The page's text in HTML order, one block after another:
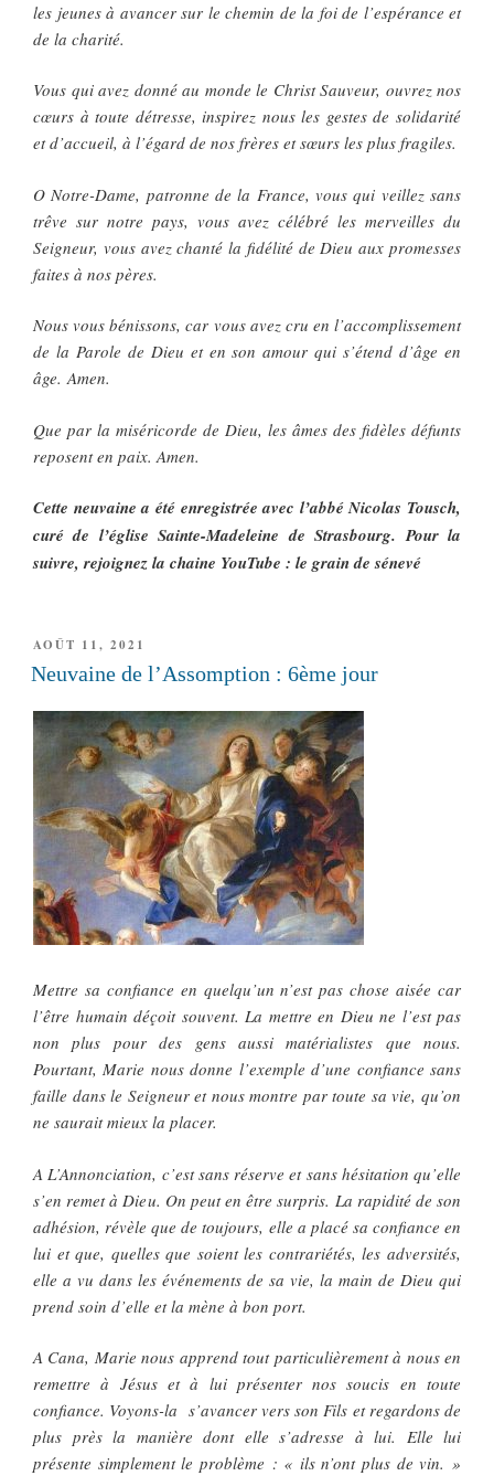
les jeunes à avancer sur le chemin de la foi de l’espérance et
de la charité.
Vous qui avez donné au monde le Christ Sauveur, ouvrez nos
cœurs à toute détresse, inspirez nous les gestes de solidarité
et d’accueil, à l’égard de nos frères et sœurs les plus fragiles.
O Notre-Dame, patronne de la France, vous qui veillez sans
trêve sur notre pays, vous avez célébré les merveilles du
Seigneur, vous avez chanté la fidélité de Dieu aux promesses
faites à nos pères.
Nous vous bénissons, car vous avez cru en l’accomplissement
de la Parole de Dieu et en son amour qui s’étend d’âge en
âge. Amen.
Que par la miséricorde de Dieu, les âmes des fidèles défunts
reposent en paix. Amen.
Cette neuvaine a été enregistrée avec l’abbé Nicolas Tousch,
curé de l’église Sainte-Madeleine de Strasbourg. Pour la
suivre, rejoignez la chaine YouTube : le grain de sénevé
PUBLIÉ
LE
AOÛT 11, 2021
Neuvaine de l’Assomption : 6ème jour
Mettre sa confiance en quelqu’un n’est pas chose aisée car
l’être humain déçoit souvent. La mettre en Dieu ne l’est pas
non plus pour des gens aussi matérialistes que nous.
Pourtant, Marie nous donne l’exemple d’une confiance sans
faille dans le Seigneur et nous montre par toute sa vie, qu’on
ne saurait mieux la placer.
A L’Annonciation, c’est sans réserve et sans hésitation qu’elle
s’en remet à Dieu. On peut en être surpris. La rapidité de son
adhésion, révèle que de toujours, elle a placé sa confiance en
lui et que, quelles que soient les contrariétés, les adversités,
elle a vu dans les événements de sa vie, la main de Dieu qui
prend soin d’elle et la mène à bon port.
A Cana, Marie nous apprend tout particulièrement à nous en
remettre à Jésus et à lui présenter nos soucis en toute
confiance. Voyons-la s’avancer vers son Fils et regardons de
plus près la manière dont elle s’adresse à lui. Elle lui
présente simplement le problème : « ils n’ont plus de vin. »